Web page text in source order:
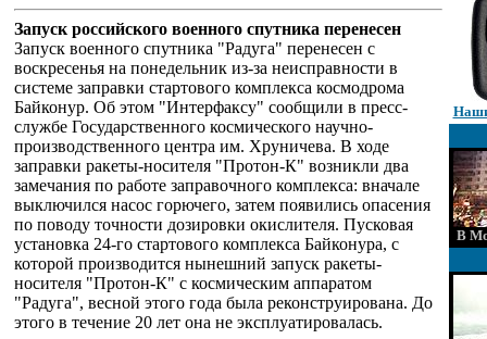
Запуск российского военного спутника перенесен
Запуск военного спутника "Радуга" перенесен с
воскресенья на понедельник из-за неисправности в
системе заправки стартового комплекса космодрома
Байконур. Об этом "Интерфаксу" сообщили в пресс-
службе Государственного космического научно-
производственного центра им. Хруничева. В ходе
заправки ракеты-носителя "Протон-К" возникли два
замечания по работе заправочного комплекса: вначале
выключился насос горючего, затем появились опасения
по поводу точности дозировки окислителя. Пусковая
установка 24-го стартового комплекса Байконура, с
которой производится нынешний запуск ракеты-
носителя "Протон-К" с космическим аппаратом
"Радуга", весной этого года была реконструирована. До
этого в течение 20 лет она не эксплуатировалась.
В